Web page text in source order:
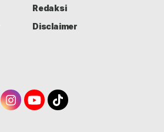
Redaksi
Disclaimer